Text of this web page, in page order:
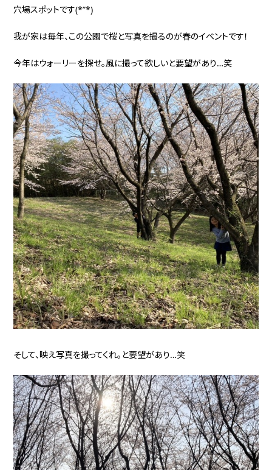
穴場スポットです(*”*)
我が家は毎年、この公園で桜と写真を撮るのが春のイベントです！
今年はウォーリーを探せ。風に撮って欲しいと要望があり…笑
そして、映え写真を撮ってくれ。と要望があり…笑